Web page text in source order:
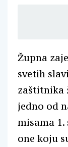
Župna
svetih
zaštitnika
jedno od
misama
one koju